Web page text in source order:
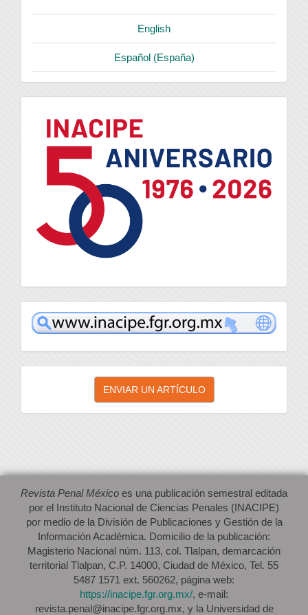
English
Español (España)
logo
inacipe
Enviar
artículo
ENVIAR UN ARTÍCULO
Revista Penal México es una publicación semestral editada
por el Instituto Nacional de Ciencias Penales (INACIPE)
por medio de la División de Publicaciones y Gestión de la
Información Académica. Domicilio de la publicación:
Magisterio Nacional núm. 113, col. Tlalpan, demarcación
territorial Tlalpan, C.P. 14000, Ciudad de México, Tel. 55
5487 1571 ext. 560262, página web:
https://inacipe.fgr.org.mx/, e-mail:
revista.penal@inacipe.fgr.org.mx, y la Universidad de